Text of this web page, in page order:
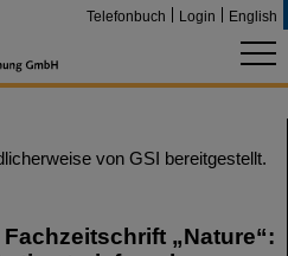
Telefonbuch Login English
von GSI bereitgestellt.
„Nature“: